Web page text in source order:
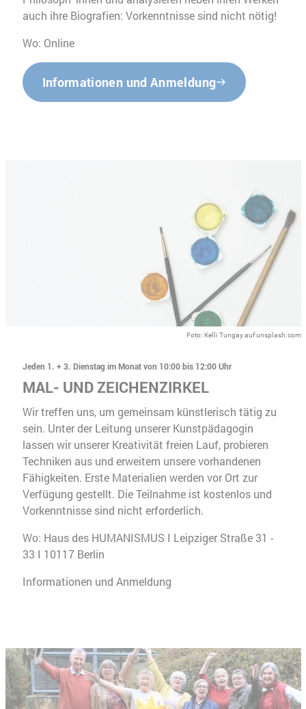
auch ihre Biografien: Vorkenntnisse sind nicht nötig!
Wo: Online
Informationen und Anmeldung
Foto: Kelli Tungay auf unsplash.com
Jeden 1. + 3. Dienstag im Monat von 10:00 bis 12:00 Uhr
MAL- UND ZEICHENZIRKEL
Wir treffen uns, um gemeinsam künstlerisch tätig zu
sein. Unter der Leitung unserer Kunstpädagogin
lassen wir unserer Kreativität freien Lauf, probieren
Techniken aus und erweitern unsere vorhandenen
Fähigkeiten. Erste Materialien werden vor Ort zur
Verfügung gestellt. Die Teilnahme ist kostenlos und
Vorkenntnisse sind nicht erforderlich.
Wo: Haus des HUMANISMUS I Leipziger Straße 31 -
33 I 10117 Berlin
Informationen und Anmeldung